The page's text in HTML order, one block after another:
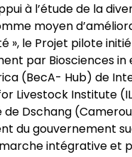
à l’étude de la
moyen
», le Projet pilote initié
par Biosciences in
(BecA- Hub) de
Livestock Institute
de Dschang
du gouvernement
intégrative et